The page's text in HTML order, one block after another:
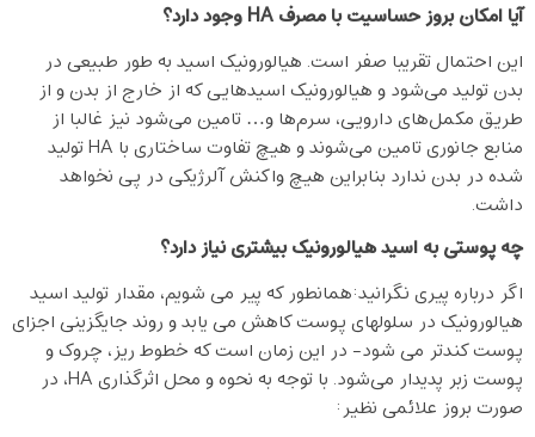
آیا امکان بروز حساسیت با مصرفHA وجود دارد؟
این احتمال تقریبا صفر است. هیالورونیک اسید به طور طبیعی در
بدن تولید می‌شود و هیالورونیک اسیدهایی که از خارج از بدن و از
طریق مکمل‌های دارویی، سرم‌ها و… تامین می‌شود نیز غالبا از
منابع جانوری تامین می‌شوند و هیچ تفاوت ساختاری با HA تولید
شده در بدن ندارد بنابراین هیچ واکنش آلرژیکی در پی نخواهد
داشت.
چه پوستی به اسید هیالورونیک بیشتری نیاز دارد؟
اگر درباره پیری نگرانید:همانطور که پیر می شویم، مقدار تولید اسید
هیالورونیک در سلولهای پوست کاهش می یابد و روند جایگزینی اجزای
پوست کندتر می شود- در این زمان است که خطوط ریز، چروک و
پوست زبر پدیدار می‌شود. با توجه به نحوه و محل اثرگذاری HA، در
صورت بروز علائمی نظیر: